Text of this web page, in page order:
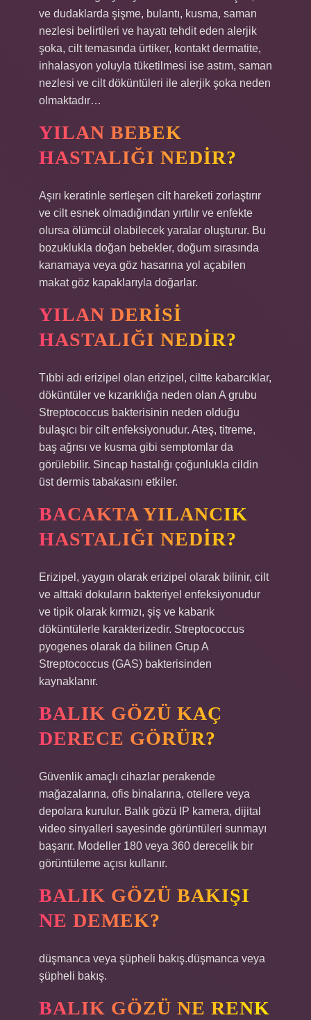
ve dudaklarda şişme, bulantı, kusma, saman
nezlesi belirtileri ve hayatı tehdit eden alerjik
şoka, cilt temasında ürtiker, kontakt dermatite,
inhalasyon yoluyla tüketilmesi ise astım, saman
nezlesi ve cilt döküntüleri ile alerjik şoka neden
olmaktadır…
YILAN BEBEK
HASTALIĞI NEDIR?
Aşırı keratinle sertleşen cilt hareketi zorlaştırır
ve cilt esnek olmadığından yırtılır ve enfekte
olursa ölümcül olabilecek yaralar oluşturur. Bu
bozuklukla doğan bebekler, doğum sırasında
kanamaya veya göz hasarına yol açabilen
makat göz kapaklarıyla doğarlar.
YILAN DERISI
HASTALIĞI NEDIR?
Tıbbi adı erizipel olan erizipel, ciltte kabarcıklar,
döküntüler ve kızarıklığa neden olan A grubu
Streptococcus bakterisinin neden olduğu
bulaşıcı bir cilt enfeksiyonudur. Ateş, titreme,
baş ağrısı ve kusma gibi semptomlar da
görülebilir. Sincap hastalığı çoğunlukla cildin
üst dermis tabakasını etkiler.
BACAKTA YILANCIK
HASTALIĞI NEDIR?
Erizipel, yaygın olarak erizipel olarak bilinir, cilt
ve alttaki dokuların bakteriyel enfeksiyonudur
ve tipik olarak kırmızı, şiş ve kabarık
döküntülerle karakterizedir. Streptococcus
pyogenes olarak da bilinen Grup A
Streptococcus (GAS) bakterisinden
kaynaklanır.
BALIK GÖZÜ KAÇ
DERECE GÖRÜR?
Güvenlik amaçlı cihazlar perakende
mağazalarına, ofis binalarına, otellere veya
depolara kurulur. Balık gözü IP kamera, dijital
video sinyalleri sayesinde görüntüleri sunmayı
başarır. Modeller 180 veya 360 derecelik bir
görüntüleme açısı kullanır.
BALIK GÖZÜ BAKIŞI
NE DEMEK?
düşmanca veya şüpheli bakış.düşmanca veya
şüpheli bakış.
BALIK GÖZÜ NE RENK